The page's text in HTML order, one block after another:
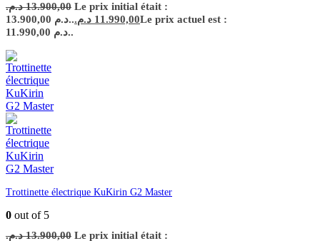
13.900,00 د.م.
Le prix initial était :
13.900,00 د.م..
11.990,00 د.م.
Le prix actuel est :
11.990,00 د.م..
Trottinette électrique KuKirin G2 Master
0 out of 5
13.900,00 د.م.
Le prix initial était :